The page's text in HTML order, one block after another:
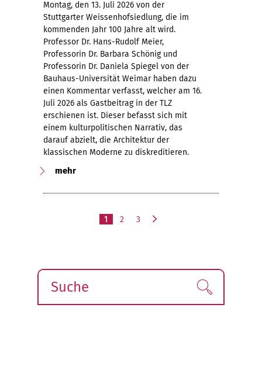
Montag, den 13. Juli 2026 von der
Stuttgarter Weissenhofsiedlung, die im
kommenden Jahr 100 Jahre alt wird.
Professor Dr. Hans-Rudolf Meier,
Professorin Dr. Barbara Schönig und
Professorin Dr. Daniela Spiegel von der
Bauhaus-Universität Weimar haben dazu
einen Kommentar verfasst, welcher am 16.
Juli 2026 als Gastbeitrag in der TLZ
erschienen ist. Dieser befasst sich mit
einem kulturpolitischen Narrativ, das
darauf abzielt, die Architektur der
klassischen Moderne zu diskreditieren.
mehr
1 2
3
Suche Finden!